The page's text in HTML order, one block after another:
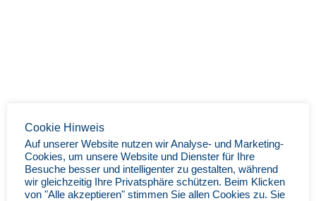
Cookie Hinweis
Auf unserer Website nutzen wir Analyse- und Marketing-
Cookies, um unsere Website und Dienster für Ihre
Besuche besser und intelligenter zu gestalten, während
wir gleichzeitig Ihre Privatsphäre schützen. Beim Klicken
von "Alle akzeptieren" stimmen Sie allen Cookies zu. Sie